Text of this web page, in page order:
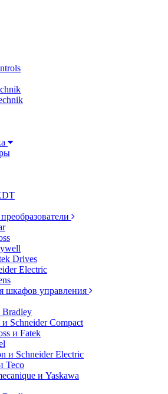
Drives
Electric
шкафов управления
Bradley
Schneider Compact
и Fatek
и Schneider Electric
Teco
и Yaskawa